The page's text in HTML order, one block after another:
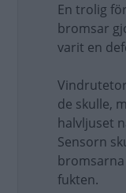
En trolig
bromsar
varit en
de skulle,
halvljuset
Sensorn
fukten.